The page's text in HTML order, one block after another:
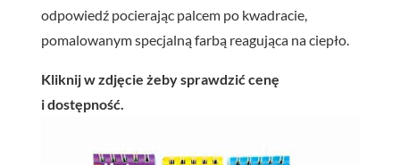
odpowiedź pocierając palcem po kwadracie,
pomalowanym specjalną farbą reagująca na ciepło.
Kliknij w zdjęcie żeby sprawdzić cenę
i dostępność.